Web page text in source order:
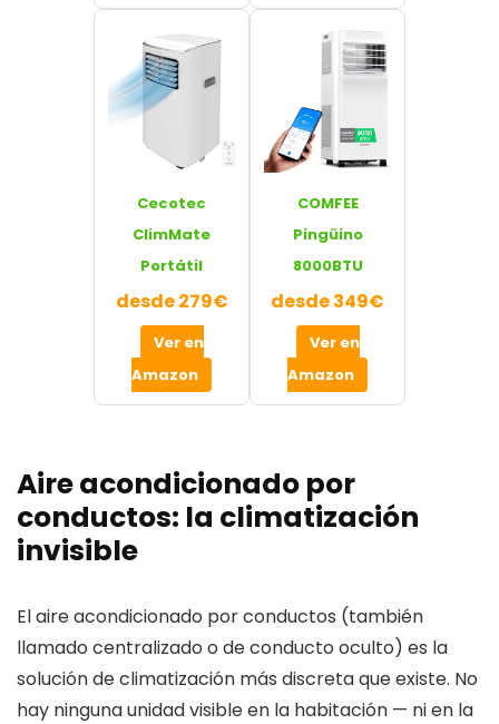
Cecotec
ClimMate
Portátil
desde 279€
Ver en
Amazon
COMFEE
Pingüino
8000BTU
desde 349€
Ver en
Amazon
Aire acondicionado por
conductos: la climatización
invisible
El aire acondicionado por conductos (también
llamado centralizado o de conducto oculto) es la
solución de climatización más discreta que existe. No
hay ninguna unidad visible en la habitación — ni en la